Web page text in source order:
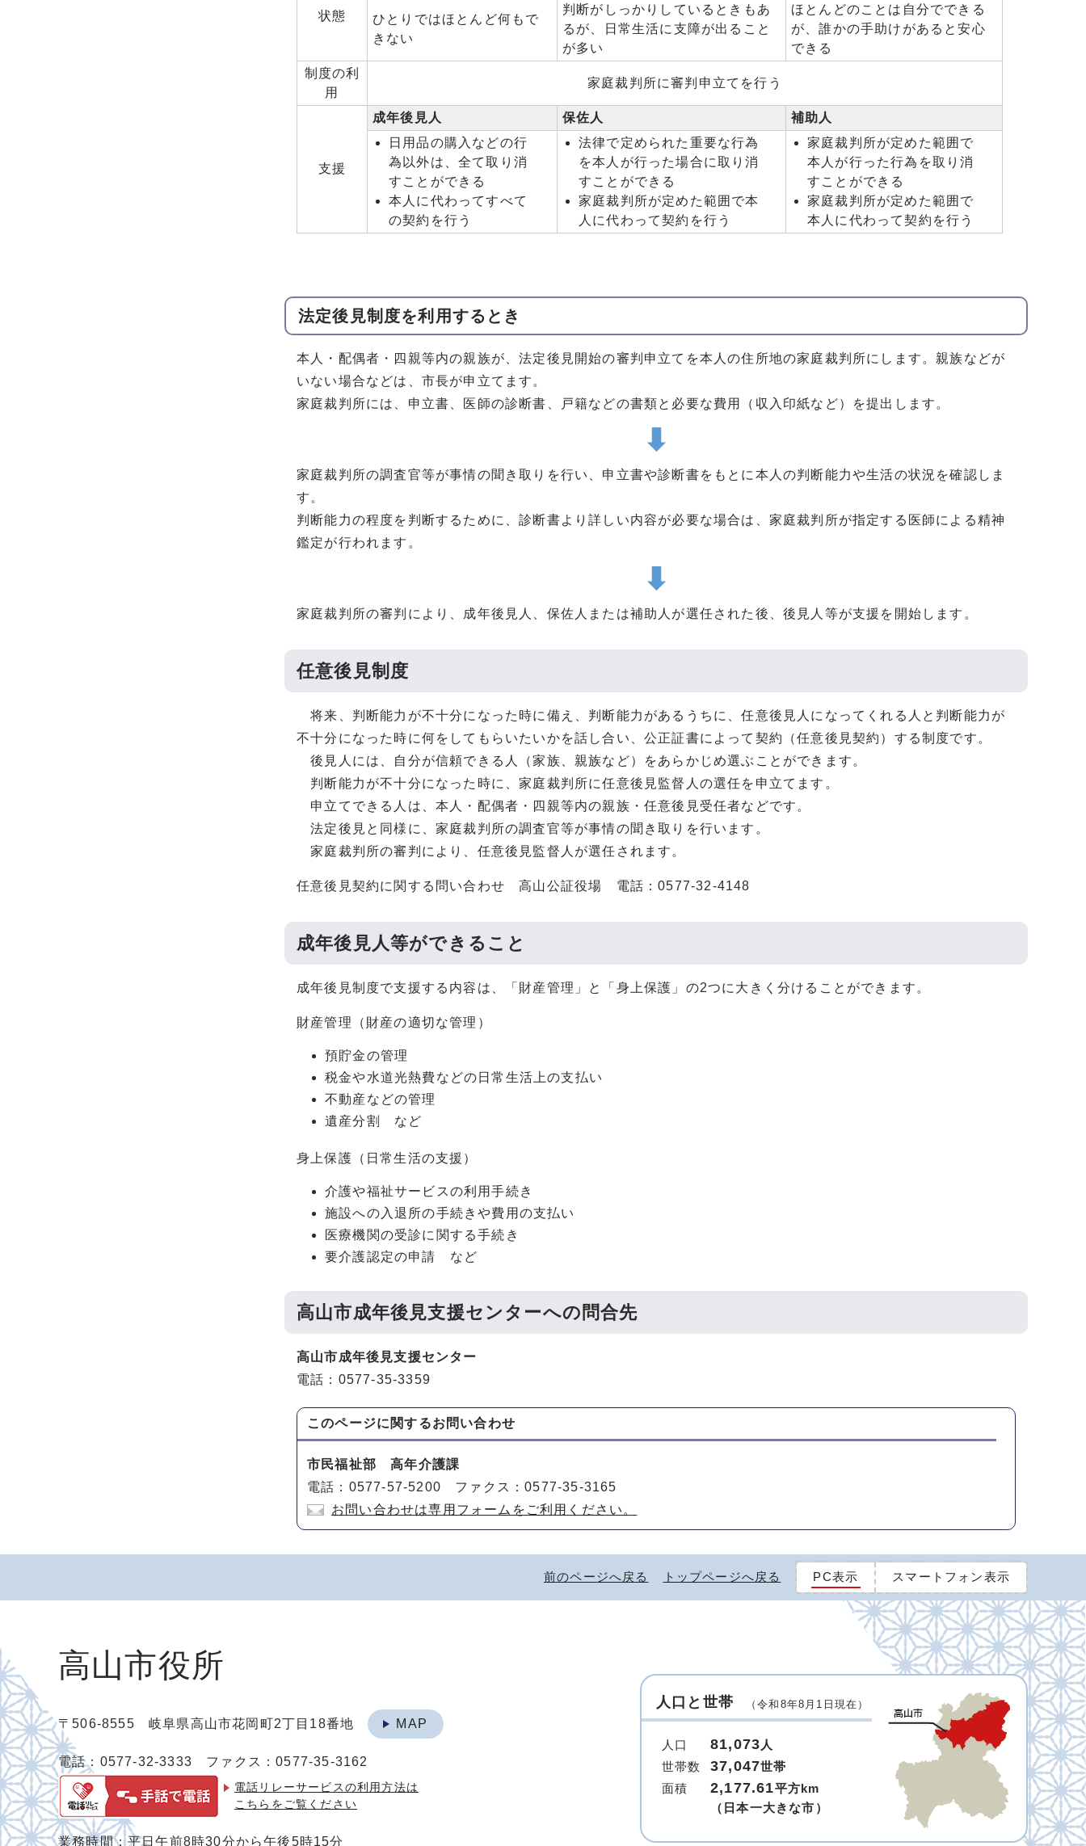
状態
ひとりではほとんど何もで
きない
判断がしっかりしているときもあ
るが、日常生活に支障が出ること
が多い
ほとんどのことは自分でできる
が、誰かの手助けがあると安心
できる
制度の利
用
家庭裁判所に審判申立てを行う
支援
成年後見人 保佐人
補助人
日用品の購入などの行
為以外は、全て取り消
すことができる
本人に代わってすべて
の契約を行う
法律で定められた重要な行為
を本人が行った場合に取り消
すことができる
家庭裁判所が定めた範囲で本
人に代わって契約を行う
家庭裁判所が定めた範囲で
本人が行った行為を取り消
すことができる
家庭裁判所が定めた範囲で
本人に代わって契約を行う
法定後見制度を利用するとき
本人・配偶者・四親等内の親族が、法定後見開始の審判申立てを本人の住所地の家庭裁判所にします。親族などが
いない場合などは、市長が申立てます。
家庭裁判所には、申立書、医師の診断書、戸籍などの書類と必要な費用（収入印紙など）を提出します。
家庭裁判所の調査官等が事情の聞き取りを行い、申立書や診断書をもとに本人の判断能力や生活の状況を確認しま
す。
判断能力の程度を判断するために、診断書より詳しい内容が必要な場合は、家庭裁判所が指定する医師による精神
鑑定が行われます。
家庭裁判所の審判により、成年後見人、保佐人または補助人が選任された後、後見人等が支援を開始します。
任意後見制度
将来、判断能力が不十分になった時に備え、判断能力があるうちに、任意後見人になってくれる人と判断能力が
不十分になった時に何をしてもらいたいかを話し合い、公正証書によって契約（任意後見契約）する制度です。
後見人には、自分が信頼できる人（家族、親族など）をあらかじめ選ぶことができます。
判断能力が不十分になった時に、家庭裁判所に任意後見監督人の選任を申立てます。
申立てできる人は、本人・配偶者・四親等内の親族・任意後見受任者などです。
法定後見と同様に、家庭裁判所の調査官等が事情の聞き取りを行います。
家庭裁判所の審判により、任意後見監督人が選任されます。
任意後見契約に関する問い合わせ 高山公証役場 電話：0577-32-4148
成年後見人等ができること
成年後見制度で支援する内容は、「財産管理」と「身上保護」の2つに大きく分けることができます。
財産管理（財産の適切な管理）
預貯金の管理
税金や水道光熱費などの日常生活上の支払い
不動産などの管理
遺産分割 など
身上保護（日常生活の支援）
介護や福祉サービスの利用手続き
施設への入退所の手続きや費用の支払い
医療機関の受診に関する手続き
要介護認定の申請 など
高山市成年後見支援センターへの問合先
高山市成年後見支援センター
電話：0577-35-3359
このページに関するお問い合わせ
市民福祉部 高年介護課
電話：0577-57-5200 ファクス：0577-35-3165
お問い合わせは専用フォームをご利用ください。
前のページへ戻る トップページへ戻る PC表示 スマートフォン表示
高山市役所
〒506-8555 岐阜県高山市花岡町2丁目18番地 MAP
電話：0577-32-3333 ファクス：0577-35-3162
電話リレーサービスの利用方法は
こちらをご覧ください
業務時間：平日午前8時30分から午後5時15分
人口と世帯 （令和8年8月1日現在）
人口 81,073 人
世帯数
37,047世帯
面積
2,177.61平方km
（日本一大きな市）